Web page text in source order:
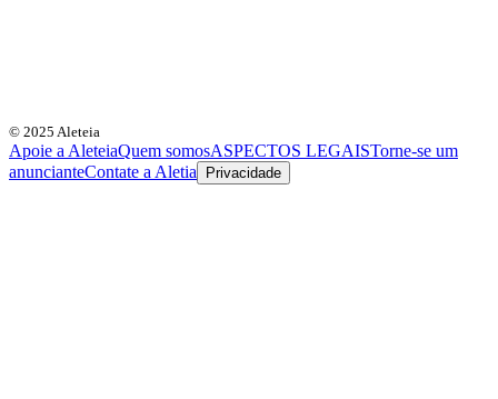
© 2025 Aleteia
Apoie a AleteiaQuem somosASPECTOS LEGAISTorne-se um
anuncianteContate a Aletia Privacidade